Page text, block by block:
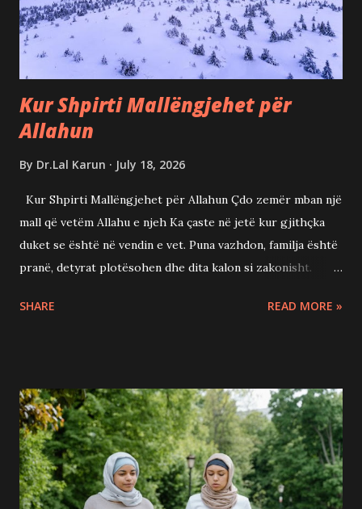
mendojmë mbi krijimin Kur'ani është një ftesë për
reflektim Allahu i Madhëruar thotë: "Me të vërtetë, në
krijimin e qiejve dhe të...
Kur Shpirti Mallëngjehet për
Allahun
By Dr.Lal Karun July 18, 2026
Kur Shpirti Mallëngjehet për Allahun Çdo zemër mban një
mall që vetëm Allahu e njeh Ka çaste në jetë kur gjithçka
duket se është në vendin e vet. Puna vazhdon, familja është
pranë, detyrat plotësohen dhe dita kalon si zakonisht.
Është një ndjenjë që nuk largohet me më shumë pasuri, më
mall për Krijuesin e tij. Allahu i Madhëruar e krijoi njeriun
me një zemër që kërkon lidhje me Të. Kur kjo lidhje
forcohet, zemra fillon të gjejë qetësi edhe në mes të
sfidave të jetës. Allahu thotë në Kur'an: "Vërtet, me
përmendjen e Allahut zemrat gjejnë qetësi." (Sure Er-Ra'd,
SHARE READ MORE »